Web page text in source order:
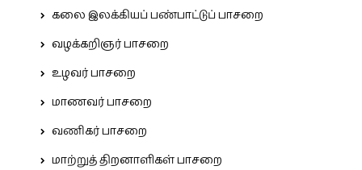
கலை இலக்கியப் பண்பாட்டுப் பாசறை
வழக்கறிஞர் பாசறை
உழவர் பாசறை
மாணவர் பாசறை
வணிகர் பாசறை
மாற்றுத் திறனாளிகள் பாசறை